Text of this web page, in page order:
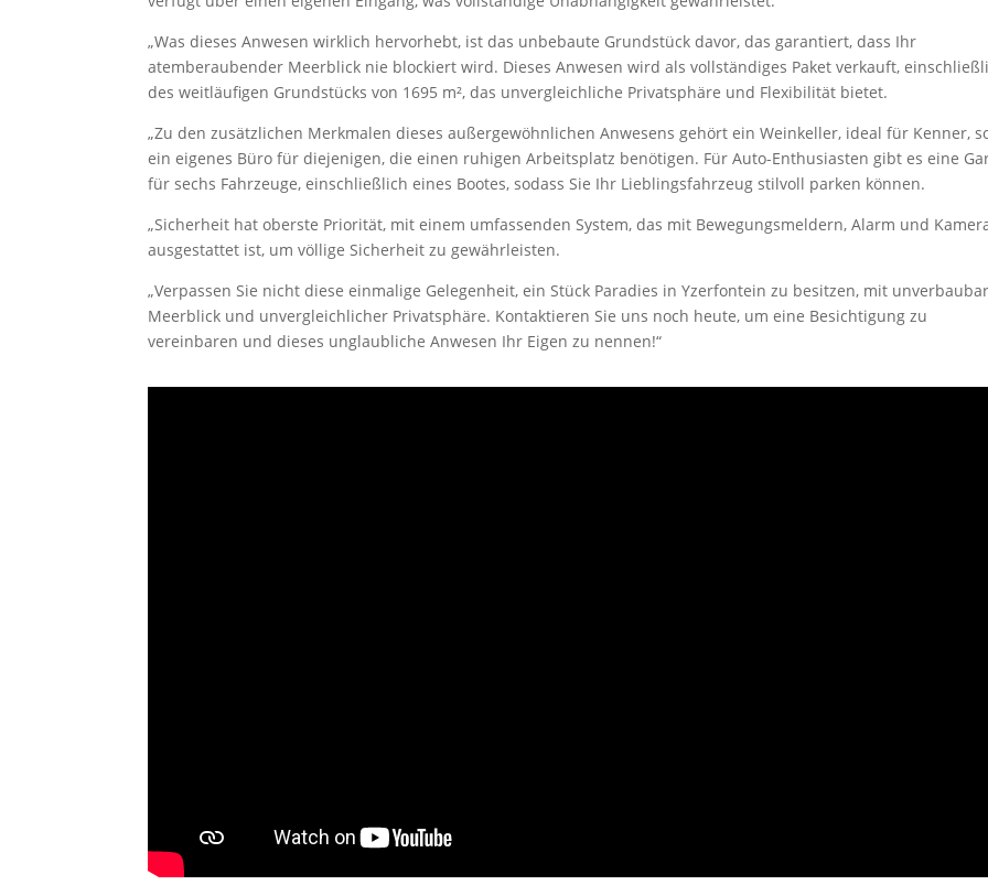
„Was dieses Anwesen wirklich hervorhebt, ist das unbebaute Grundstück davor, das garantiert, dass Ihr
atemberaubender Meerblick nie blockiert wird. Dieses Anwesen wird als vollständiges Paket verkauft,
des weitläufigen Grundstücks von 1695 m², das unvergleichliche Privatsphäre und Flexibilität bietet.
„Zu den zusätzlichen Merkmalen dieses außergewöhnlichen Anwesens gehört ein Weinkeller, ideal für Kenner,
ein eigenes Büro für diejenigen, die einen ruhigen Arbeitsplatz benötigen. Für Auto-Enthusiasten gibt es eine
für sechs Fahrzeuge, einschließlich eines Bootes, sodass Sie Ihr Lieblingsfahrzeug stilvoll parken können.
„Sicherheit hat oberste Priorität, mit einem umfassenden System, das mit Bewegungsmeldern, Alarm und
ausgestattet ist, um völlige Sicherheit zu gewährleisten.
„Verpassen Sie nicht diese einmalige Gelegenheit, ein Stück Paradies in Yzerfontein zu besitzen, mit
Meerblick und unvergleichlicher Privatsphäre. Kontaktieren Sie uns noch heute, um eine Besichtigung zu
vereinbaren und dieses unglaubliche Anwesen Ihr Eigen zu nennen!“